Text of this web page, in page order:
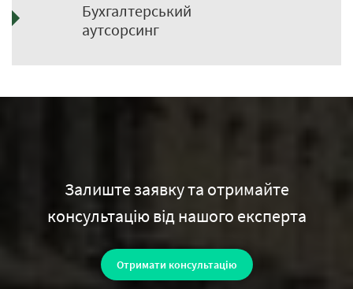
Бухгалтерський
аутсорсинг
Залиште заявку та отримайте
консультацію від нашого експерта
Отримати консультацію